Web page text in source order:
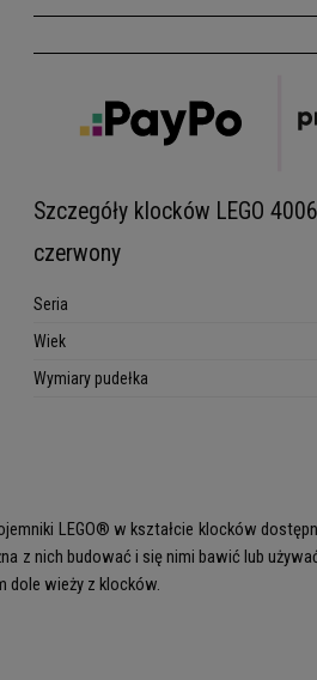
Szczegóły klocków LEGO
czerwony
Seria
Wiek
Wymiary pudełka
LEGO® w kształcie klocków
z nich budować i się nimi bawić lub
dole wieży z klocków.